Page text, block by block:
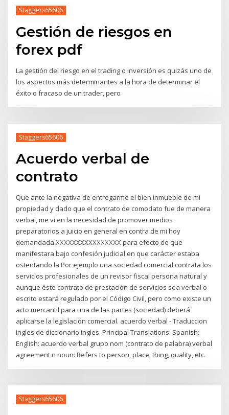
Staggers65606
Gestión de riesgos en
forex pdf
La gestión del riesgo en el trading o inversión es quizás uno de
los aspectos más determinantes a la hora de determinar el
éxito o fracaso de un trader, pero
Staggers65606
Acuerdo verbal de
contrato
Que ante la negativa de entregarme el bien inmueble de mi
propiedad y dado que el contrato de comodato fue de manera
verbal, me vi en la necesidad de promover medios
preparatorios a juicio en general en contra de mi hoy
demandada XXXXXXXXXXXXXXXX para efecto de que
manifestara bajo confesión judicial en que carácter estaba
ostentando la Por ejemplo una sociedad comercial contrata los
servicios profesionales de un revisor fiscal persona natural y
aunque éste contrato de prestación de servicios sea verbal o
escrito estará regulado por el Código Civil, pero como existe un
acto mercantil para una de las partes (sociedad) deberá
aplicarse la legislación comercial. acuerdo verbal - Traduccion
ingles de diccionario ingles. Principal Translations: Spanish:
English: acuerdo verbal grupo nom (contrato de palabra) verbal
agreement n noun: Refers to person, place, thing, quality, etc.
Staggers65606